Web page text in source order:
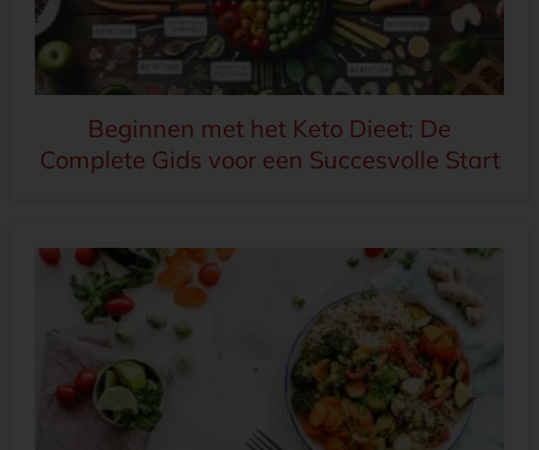
Beginnen met het Keto Dieet: De
Complete Gids voor een Succesvolle Start